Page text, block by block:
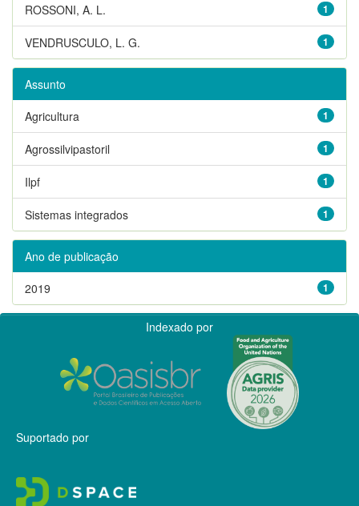
1
ROSSONI, A. L.
1
VENDRUSCULO, L. G.
Assunto
1
Agricultura
1
Agrossilvipastoril
1
Ilpf
1
Sistemas integrados
Ano de publicação
1
2019
Indexado por
Suportado por